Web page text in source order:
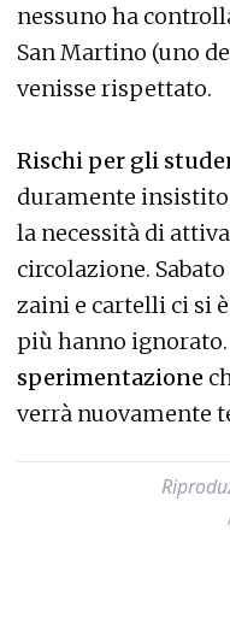
nessuno ha
San Martino (uno
venisse rispettato.
Rischi per gli
duramente
la necessità di
circolazione.
zaini e cartelli ci si
più hanno ignorato.
sperimentazione
verrà nuovamente